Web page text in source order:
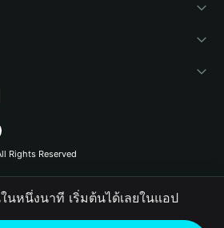
Rights Reserved
นหนึ่งนาที เริ่มต้นได้เลยในแอป